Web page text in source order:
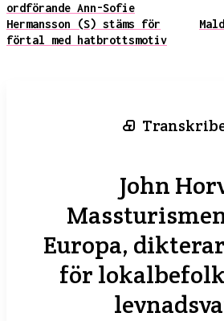
ordförande Ann-Sofie
Hermansson (S) stäms för
förtal med hatbrottsmotiv
John
Europa,
för